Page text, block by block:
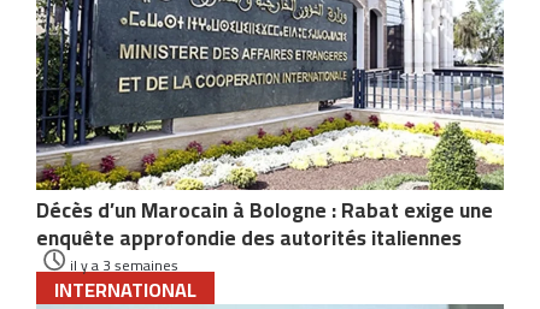
Décès d’un Marocain à Bologne : Rabat exige une
enquête approfondie des autorités italiennes
il y a 3 semaines
INTERNATIONAL